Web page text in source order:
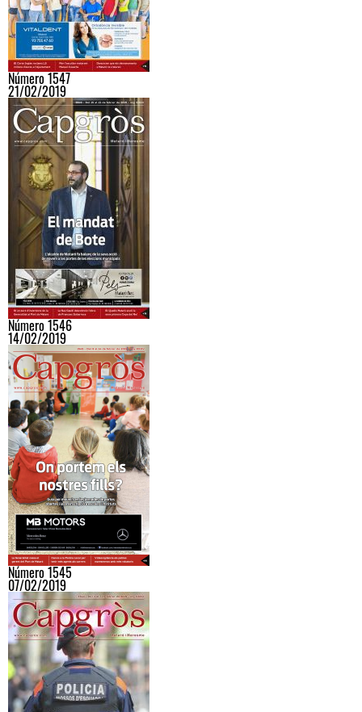
Número 1547
21/02/2019
Número 1546
14/02/2019
Número 1545
07/02/2019